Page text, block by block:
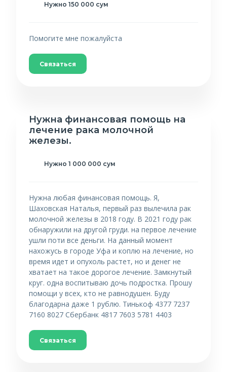
Нужно 150 000 сум
Помогите мне пожалуйста
Связаться
Нужна финансовая помощь на
лечение рака молочной
железы.
Нужно 1 000 000 сум
Нужна любая финансовая помощь. Я,
Шаховская Наталья, первый раз вылечила рак
молочной железы в 2018 году. В 2021 году рак
обнаружили на другой груди. на первое лечение
ушли поти все деньги. На данный момент
нахожусь в городе Уфа и коплю на лечение, но
время идет и опухоль растет, но и денег не
хватает на такое дорогое лечение. Замкнутый
круг. одна воспитываю дочь подростка. Прошу
помощи у всех, кто не равнодушен. Буду
благодарна даже 1 рублю. Тинькоф 4377 7237
7160 8027 Сбербанк 4817 7603 5781 4403
Связаться